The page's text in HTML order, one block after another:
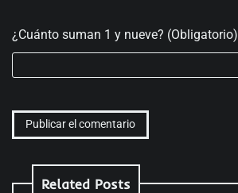
¿Cuánto suman 1 y nueve? (Obligatorio)
Related Posts